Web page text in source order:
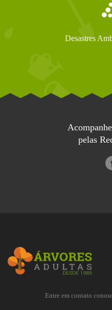
Desastres
pelas
Entre em contato